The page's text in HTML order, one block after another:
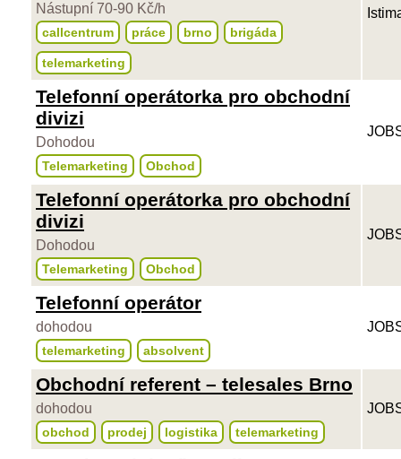
Nástupní 70-90 Kč/h
callcentrum práce brno brigáda
telemarketing
Telefonní operátorka pro obchodní
divizi
Dohodou
Telemarketing Obchod
Telefonní operátorka pro obchodní
divizi
Dohodou
Telemarketing Obchod
Telefonní operátor
dohodou
telemarketing absolvent
Obchodní referent – telesales Brno
dohodou
obchod prodej logistika telemarketing